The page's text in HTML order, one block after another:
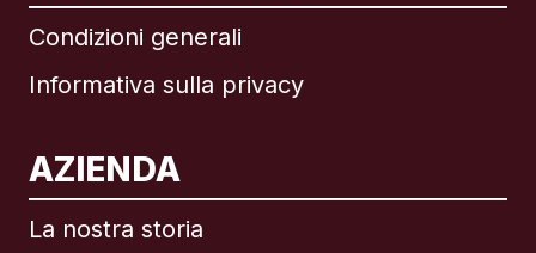
Condizioni generali
Informativa sulla privacy
AZIENDA
La nostra storia